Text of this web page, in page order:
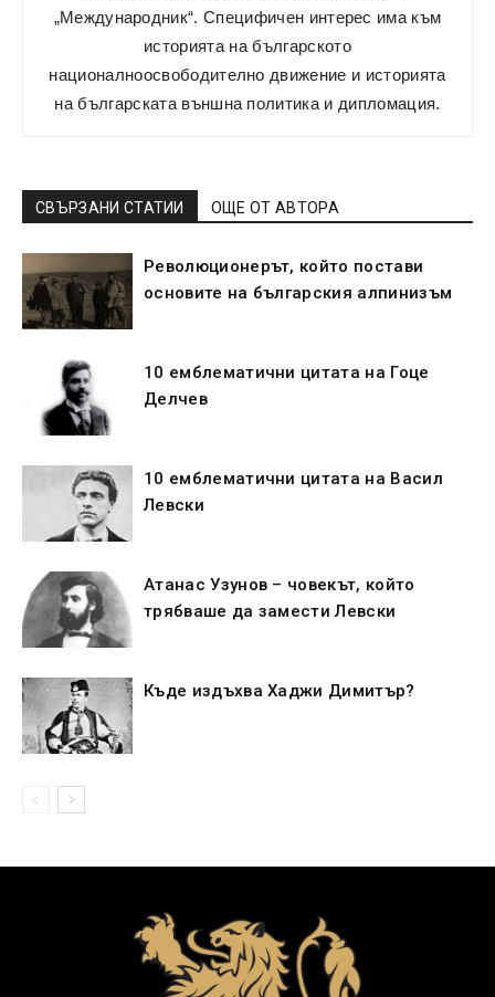
„Международник“. Специфичен интерес има към
историята на българското
националноосвободително движение и историята
на българската външна политика и дипломация.
СВЪРЗАНИ СТАТИИ ОЩЕ ОТ АВТОРА
Революционерът, който постави
основите на българския алпинизъм
10 емблематични цитата на Гоце
Делчев
10 емблематични цитата на Васил
Левски
Атанас Узунов – човекът, който
трябваше да замести Левски
Къде издъхва Хаджи Димитър?